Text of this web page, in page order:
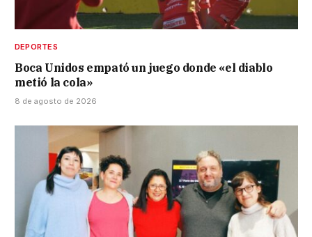
DEPORTES
Boca Unidos empató un juego donde «el diablo
metió la cola»
8 de agosto de 2026